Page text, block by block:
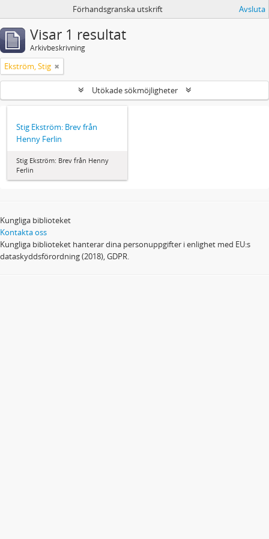
Förhandsgranska utskrift Avsluta
Visar 1 resultat
Arkivbeskrivning
Ekström, Stig
Utökade sökmöjligheter
Stig Ekström: Brev från
Henny Ferlin
Stig Ekström: Brev från Henny
Ferlin
Kungliga biblioteket
Kontakta oss
Kungliga biblioteket hanterar dina personuppgifter i enlighet med EU:s
dataskyddsförordning (2018), GDPR.